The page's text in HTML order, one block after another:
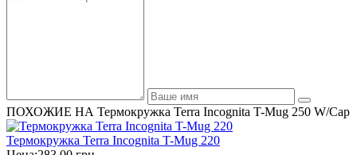
ПОХОЖИЕ НА Термокружка Terra Incognita T-Mug 250 W/Cap
Термокружка Terra Incognita T-Mug 220